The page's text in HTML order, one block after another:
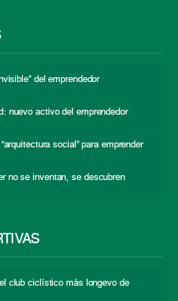
del emprendedor
nuevo activo del emprendedor
social” para emprender
no se inventan, se descubren
club ciclístico más longevo de